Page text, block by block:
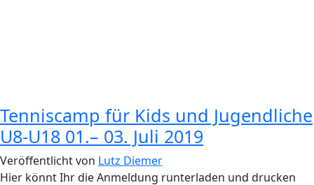
Tenniscamp für Kids und Jugendliche
U8-U18 01.– 03. Juli 2019
Veröffentlicht von Lutz Diemer
Hier könnt Ihr die Anmeldung runterladen und drucken